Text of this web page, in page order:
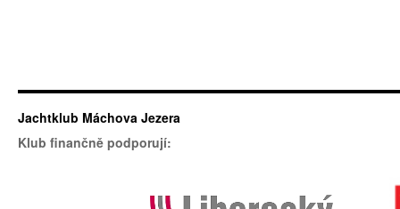
Jachtklub Máchova Jezera
Klub finančně podporují: